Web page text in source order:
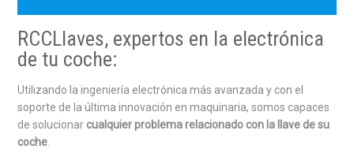
RCCLlaves, expertos en la electrónica
de tu coche:
Utilizando la ingeniería electrónica más avanzada y con el
soporte de la última innovación en maquinaria, somos capaces
de solucionar cualquier problema relacionado con la llave de su
coche